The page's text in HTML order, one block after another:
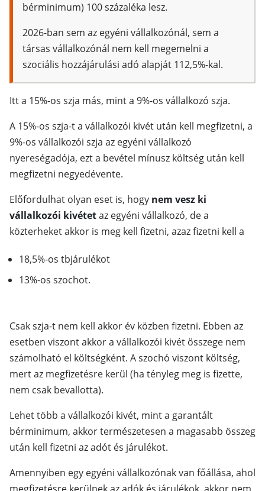
bérminimum) 100 százaléka lesz.
2026-ban sem az egyéni vállalkozónál, sem a
társas vállalkozónál nem kell megemelni a
szociális hozzájárulási adó alapját 112,5%-kal.
Itt a 15%-os szja más, mint a 9%-os vállalkozó szja.
A 15%-os szja-t a vállalkozói kivét után kell megfizetni, a
9%-os vállalkozói szja az egyéni vállalkozó
nyereségadója, ezt a bevétel mínusz költség után kell
megfizetni negyedévente.
Előfordulhat olyan eset is, hogy nem vesz ki
vállalkozói kivétetaz egyéni vállalkozó, de a
közterheket akkor is meg kell fizetni, azaz fizetni kell a
18,5%-os tbjárulékot
13%-os szochot.
Csak szja-t nem kell akkor év közben fizetni. Ebben az
esetben viszont akkor a vállalkozói kivét összege nem
számolható el költségként. A szochó viszont költség,
mert az megfizetésre kerül (ha tényleg meg is fizette,
nem csak bevallotta).
Lehet több a vállalkozói kivét, mint a garantált
bérminimum, akkor természetesen a magasabb összeg
után kell fizetni az adót és járulékot.
Amennyiben egy egyéni vállalkozónak van főállása, ahol